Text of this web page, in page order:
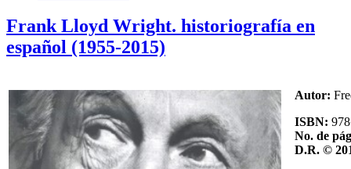
Frank Lloyd Wright. historiografía en
español (1955-2015)
Autor:
ISBN: 978
No. de
D.R. ©